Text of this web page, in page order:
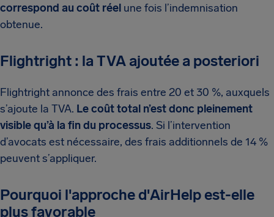
correspond au coût réel une fois l’indemnisation
obtenue.
Flightright : la TVA ajoutée a posteriori
Flightright annonce des frais entre 20 et 30 %, auxquels
s’ajoute la TVA. Le coût total n’est donc pleinement
visible qu’à la fin du processus. Si l’intervention
d’avocats est nécessaire, des frais additionnels de 14 %
peuvent s’appliquer.
Pourquoi l'approche d'AirHelp est-elle
plus favorable